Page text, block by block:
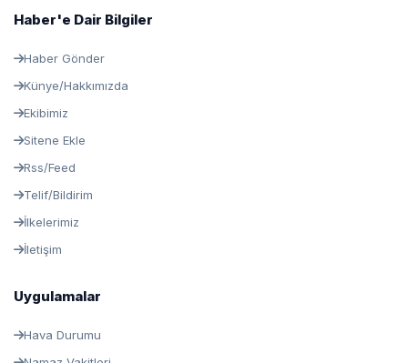
Haber'e Dair Bilgiler
Haber Gönder
Künye/Hakkımızda
Ekibimiz
Sitene Ekle
Rss/Feed
Telif/Bildirim
İlkelerimiz
İletişim
Uygulamalar
Hava Durumu